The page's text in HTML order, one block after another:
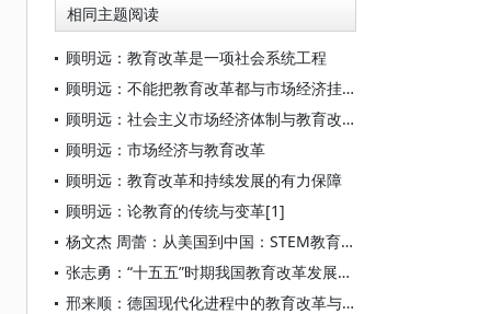
相同主题阅读
顾明远：教育改革是一项社会系统工程
顾明远：不能把教育改革都与市场经济挂钩
顾明远：社会主义市场经济体制与教育改革的几点思考
顾明远：市场经济与教育改革
顾明远：教育改革和持续发展的有力保障
顾明远：论教育的传统与变革[1]
杨文杰 周蕾：从美国到中国：STEM教育的“危机叙事”
张志勇：“十五五”时期我国教育改革发展的战略课题
邢来顺：德国现代化进程中的教育改革与调适